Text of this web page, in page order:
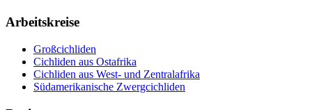
Arbeitskreise
Großcichliden
Cichliden aus Ostafrika
Cichliden aus West- und Zentralafrika
Südamerikanische Zwergcichliden